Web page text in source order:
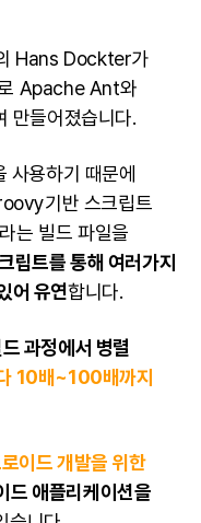
Hans Dockter가
Apache Ant와
만들어졌습니다.
용하기 때문에
기반 스크립트
는 빌드 파일을
립트를 통해 여러가지
어 유연합니다.
과정에서 병렬
10배~100배까지
이드개발을 위한
드 애플리케이션을